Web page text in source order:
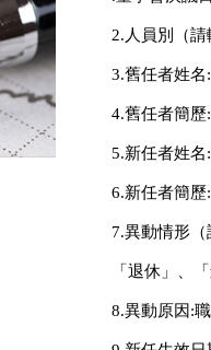
2.人員別（
3.舊任者姓名
4.舊任者簡
5.新任者姓名
6.新任者簡
7.異動情形
「退休」、
8.異動原因: